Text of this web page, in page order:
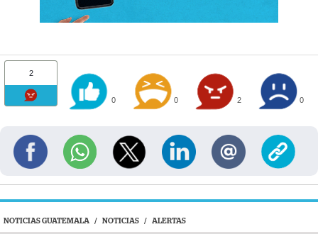
2
0 0 2 0
NOTICIAS GUATEMALA / NOTICIAS / ALERTAS